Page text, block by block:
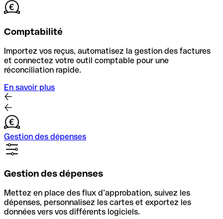
Comptabilité
Importez vos reçus, automatisez la gestion des factures
et connectez votre outil comptable pour une
réconciliation rapide.
En savoir plus
Gestion des dépenses
Gestion des dépenses
Mettez en place des flux d’approbation, suivez les
dépenses, personnalisez les cartes et exportez les
données vers vos différents logiciels.